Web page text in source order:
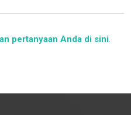
pertanyaan Anda di sini.